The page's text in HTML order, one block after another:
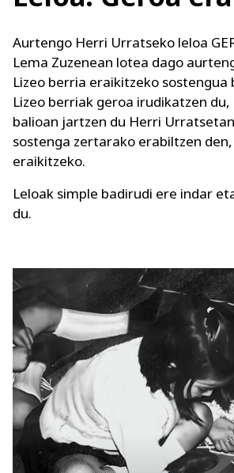
Aurtengo Herri Urratseko leloa
Lema Zuzenean lotea dago
Lizeo berria eraikitzeko sostengua
Lizeo berriak geroa irudikatzen
balioan jartzen du Herri
sostenga zertarako erabiltzen
eraikitzeko.
Leloak simple badirudi ere indar
du.